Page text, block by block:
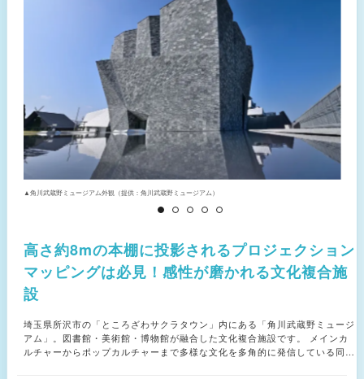
▲角川武蔵野ミュージアム外観（提供：角川武蔵野ミュージアム）
高さ約8mの本棚に投影されるプロジェクション
マッピングは必見！感性が磨かれる文化複合施
設
埼玉県所沢市の「ところざわサクラタウン」内にある「角川武蔵野ミュージ
アム」。図書館・美術館・博物館が融合した文化複合施設です。 メインカ
ルチャーからポップカルチャーまで多様な文化を多角的に発信している同施